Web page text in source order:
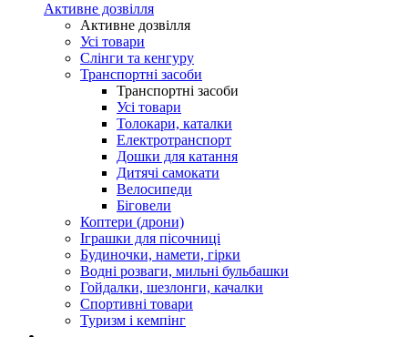
Активне дозвілля
Активне дозвілля
Усі товари
Слінги та кенгуру
Транспортні засоби
Транспортні засоби
Усі товари
Толокари, каталки
Електротранспорт
Дошки для катання
Дитячі самокати
Велосипеди
Біговели
Коптери (дрони)
Іграшки для пісочниці
Будиночки, намети, гірки
Водні розваги, мильні бульбашки
Гойдалки, шезлонги, качалки
Спортивні товари
Туризм і кемпінг